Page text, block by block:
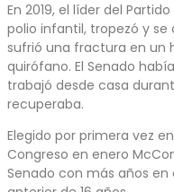
En 2019, el líder del
polio infantil, tropezó y
sufrió una fractura en un
quirófano. El Senado
trabajó desde casa
recuperaba.
Elegido por primera vez
Congreso en enero
Senado con más años